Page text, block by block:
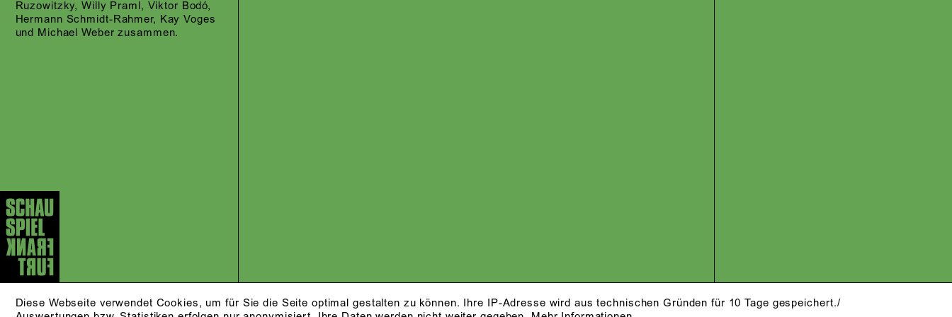
Diese Webseite verwendet Cookies, um für Sie die Seite optimal gestalten zu können. Ihre IP-Adresse wird aus technischen Gründen für 10 Tage gespeichert./
Ruzowitzky, Willy Praml, Viktor Bodó,
Hermann Schmidt-Rahmer, Kay Voges
und Michael Weber zusammen.